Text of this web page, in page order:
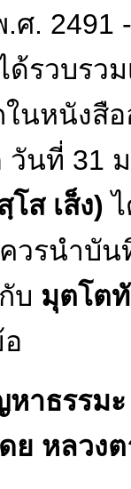
.ศ.
ด้รวบรว
ในหนังสื
นที่ 31
ส เส็ง)
วรนำบั
บ มุตโต
าธรรม
ย หลวง